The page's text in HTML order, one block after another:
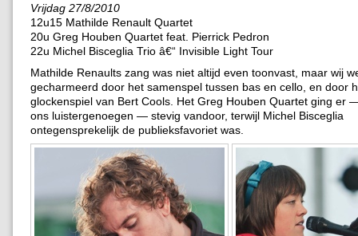
Vrijdag 27/8/2010
12u15 Mathilde Renault Quartet
20u Greg Houben Quartet feat. Pierrick Pedron
22u Michel Bisceglia Trio â€“ Invisible Light Tour
Mathilde Renaults zang was niet altijd even toonvast, maar wij
gecharmeerd door het samenspel tussen bas en cello, en door
glockenspiel van Bert Cools. Het Greg Houben Quartet ging er
ons luistergenoegen — stevig vandoor, terwijl Michel Bisceglia
ontegensprekelijk de publieksfavoriet was.